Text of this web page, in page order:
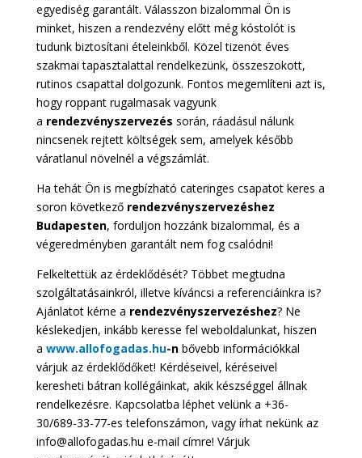
egyediség garantált. Válasszon bizalommal Ön is
minket, hiszen a rendezvény előtt még kóstolót is
tudunk biztosítani ételeinkből. Közel tizenöt éves
szakmai tapasztalattal rendelkezünk, összeszokott,
rutinos csapattal dolgozunk. Fontos megemlíteni azt is,
hogy roppant rugalmasak vagyunk
a rendezvényszervezés során, ráadásul nálunk
nincsenek rejtett költségek sem, amelyek később
váratlanul növelnél a végszámlát.
Ha tehát Ön is megbízható cateringes csapatot keres a
soron következő rendezvényszervezéshez
Budapesten, forduljon hozzánk bizalommal, és a
végeredményben garantált nem fog csalódni!
Felkeltettük az érdeklődését? Többet megtudna
szolgáltatásainkról, illetve kíváncsi a referenciáinkra is?
Ajánlatot kérne a rendezvényszervezéshez? Ne
késlekedjen, inkább keresse fel weboldalunkat, hiszen
a www.allofogadas.hu-nbővebb információkkal
várjuk az érdeklődőket! Kérdéseivel, kéréseivel
keresheti bátran kollégáinkat, akik készséggel állnak
rendelkezésre. Kapcsolatba léphet velünk a +36-
30/689-33-77-es telefonszámon, vagy írhat nekünk az
info@allofogadas.hu e-mail címre! Várjuk